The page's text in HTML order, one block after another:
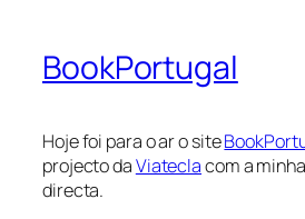
BookPortugal
Hoje foi para o ar osite
projecto daViateclacom a
directa.